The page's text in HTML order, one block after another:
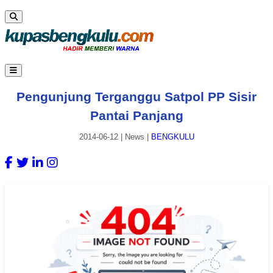
Pengunjung Terganggu Satpol PP Sisir
Pantai Panjang
2014-06-12| News BENGKULU